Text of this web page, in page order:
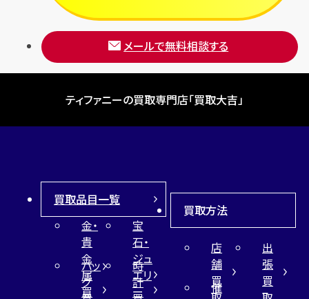
メールで無料相談する
ティファニーの買取専門店「買取大吉」
買取品目一覧
金・
貴
金
属
買
宝
石・
ジュ
エリ
ー
バッ
グ
時
計
買取方法
店
舗
買
出
張
買
催